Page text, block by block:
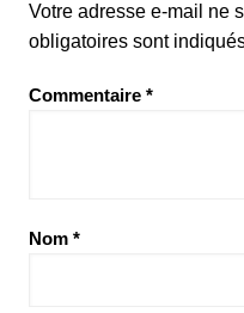
Votre adresse e-mail ne
obligatoires sont
Commentaire *
Nom *